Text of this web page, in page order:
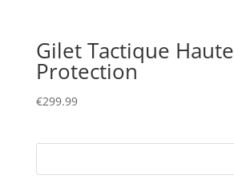
Gilet Tactique Haute
Protection
€299.99